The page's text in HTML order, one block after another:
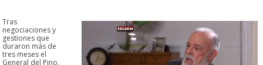
Tras
negociaciones y
gestiones que
duraron más de
tres meses el
General del Pino,